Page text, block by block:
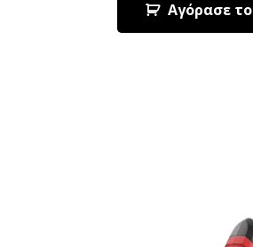
Αγόρασε το